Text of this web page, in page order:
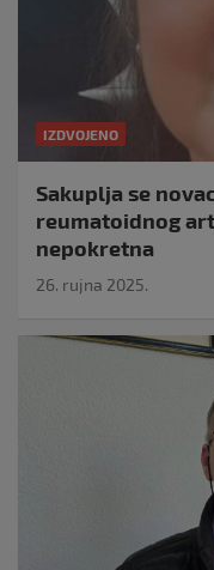
IZDVOJENO
Sakuplja se
reumatoidnog
nepokretna
26. rujna 2025.